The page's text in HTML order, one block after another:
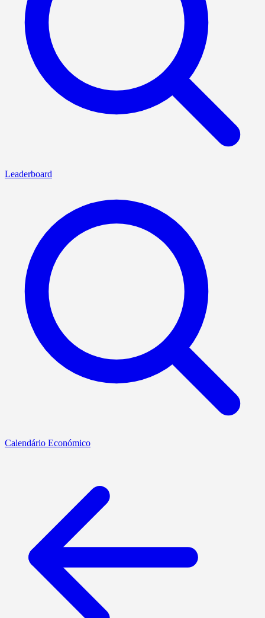
Leaderboard
Calendário Económico